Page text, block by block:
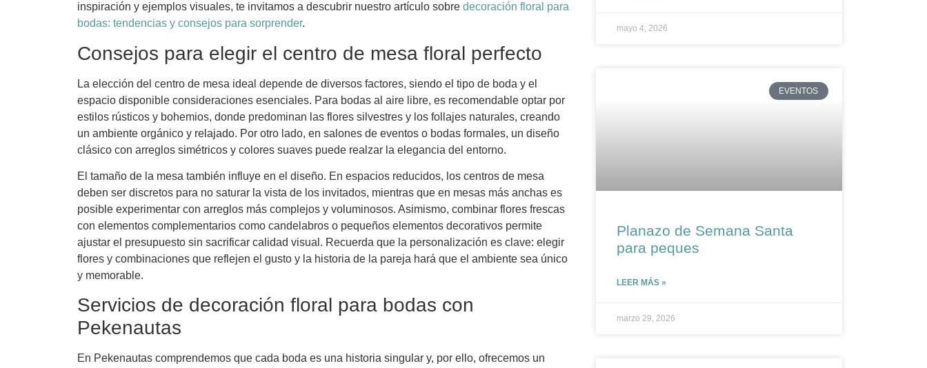
inspiración y ejemplos visuales, te invitamos a descubrir nuestro artículo sobre decoración floral para
bodas: tendencias y consejos para sorprender.
Consejos para elegir el centro de mesa floral perfecto
La elección del centro de mesa ideal depende de diversos factores, siendo el tipo de boda y el
espacio disponible consideraciones esenciales. Para bodas al aire libre, es recomendable optar por
estilos rústicos y bohemios, donde predominan las flores silvestres y los follajes naturales, creando
un ambiente orgánico y relajado. Por otro lado, en salones de eventos o bodas formales, un diseño
clásico con arreglos simétricos y colores suaves puede realzar la elegancia del entorno.
El tamaño de la mesa también influye en el diseño. En espacios reducidos, los centros de mesa
deben ser discretos para no saturar la vista de los invitados, mientras que en mesas más anchas es
posible experimentar con arreglos más complejos y voluminosos. Asimismo, combinar flores frescas
con elementos complementarios como candelabros o pequeños elementos decorativos permite
ajustar el presupuesto sin sacrificar calidad visual. Recuerda que la personalización es clave: elegir
flores y combinaciones que reflejen el gusto y la historia de la pareja hará que el ambiente sea único
y memorable.
Servicios de decoración floral para bodas con
Pekenautas
En Pekenautas comprendemos que cada boda es una historia singular y, por ello, ofrecemos un
mayo 4, 2026
EVENTOS
Planazo de Semana Santa
para peques
LEER MÁS »
marzo 29, 2026